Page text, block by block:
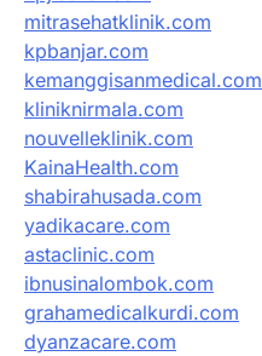
mitrasehatklinik.com
kpbanjar.com
kemanggisanmedical.com
kliniknirmala.com
nouvelleklinik.com
KainaHealth.com
shabirahusada.com
yadikacare.com
astaclinic.com
ibnusinalombok.com
grahamedicalkurdi.com
dyanzacare.com